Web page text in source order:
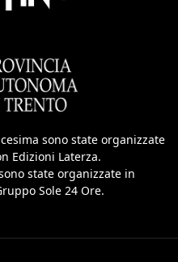
sono state organizzate
Edizioni Laterza.
state organizzate in
Sole 24 Ore.